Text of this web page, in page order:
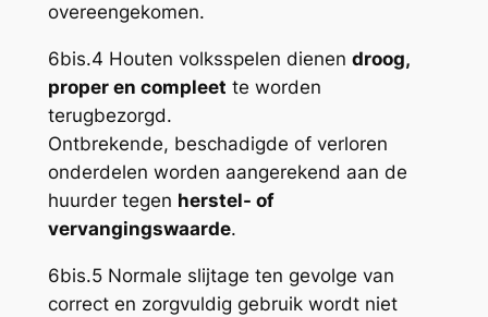
overeengekomen.
6bis.4 Houten volksspelen dienen droog,
proper en compleet te worden
terugbezorgd.
Ontbrekende, beschadigde of verloren
onderdelen worden aangerekend aan de
huurder tegen herstel- of
vervangingswaarde.
6bis.5 Normale slijtage ten gevolge van
correct en zorgvuldig gebruik wordt niet